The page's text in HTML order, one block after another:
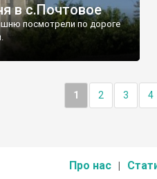
в с.Почтовое
посмотрели по дороге
1 2 3 4
Про нас